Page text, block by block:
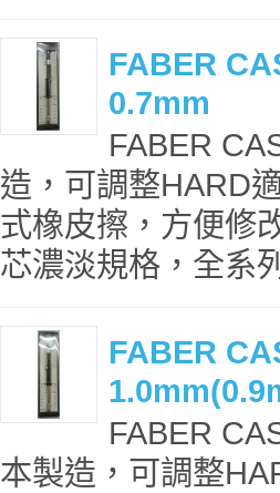
FABER
0.7mm
FABER
造，可調整HARD
式橡皮擦，方便修
芯濃淡規格，全系
FABER
FABER
本製造，可調整